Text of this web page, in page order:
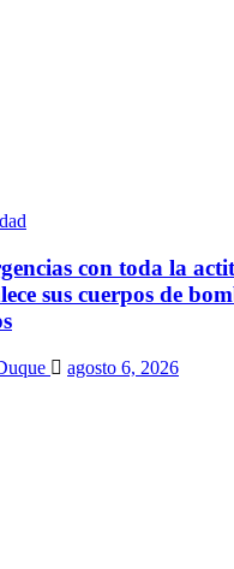
con toda la
sus cuerpos de
agosto 6, 2026